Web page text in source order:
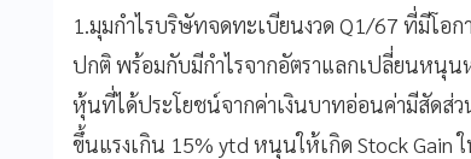
1.มุมกำไรบริษัทจดทะเบียนงวด Q1/67 ที่มีโอก
ปกติ พร้อมกับมีกำไรจากอัตราแลกเปลี่ยนหนุน
หุ้นที่ได้ประโยชน์จากค่าเงินบาทอ่อนค่ามีสัดส่ว
ขึ้นแรงเกิน 15% ytd หนุนให้เกิด Stock